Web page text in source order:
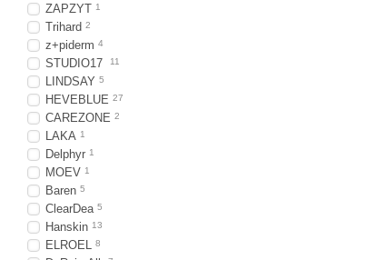
ZAPZYT 1
Trihard 2
z+piderm 4
STUDIO17 11
LINDSAY 5
HEVEBLUE 27
CAREZONE 2
LAKA 1
Delphyr 1
MOEV 1
Baren 5
ClearDea 5
Hanskin 13
ELROEL 8